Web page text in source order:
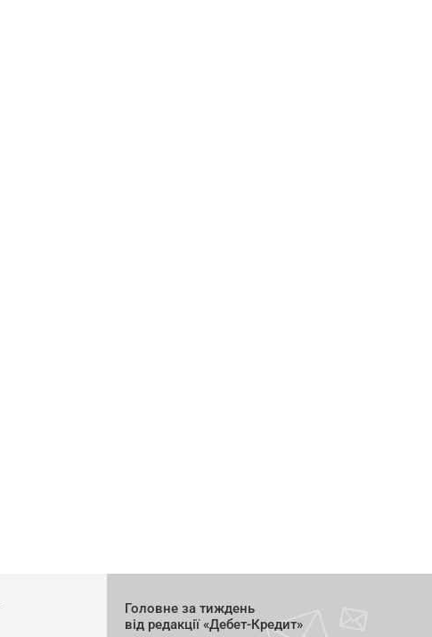
Головне за тиждень
від редакції «Дебет-Кредит»